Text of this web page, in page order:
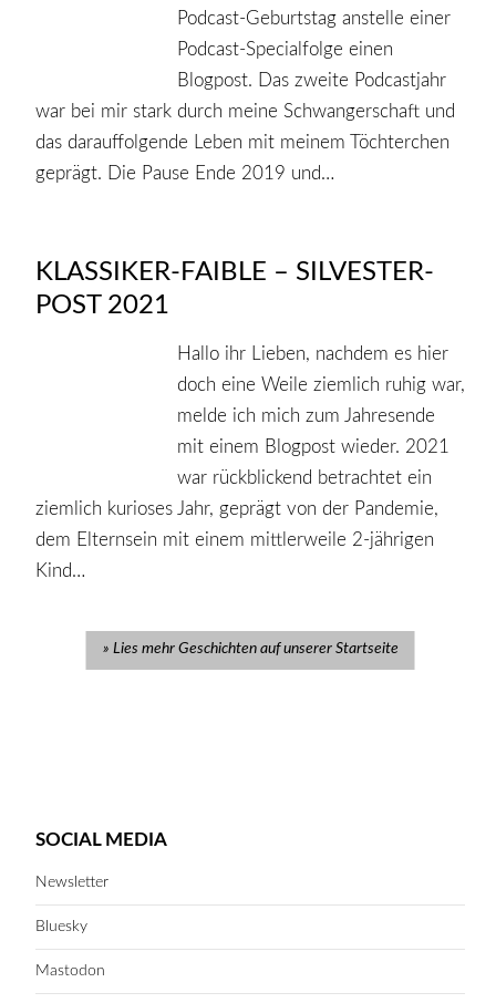
Podcast-Geburtstag anstelle einer
Podcast-Specialfolge einen
Blogpost. Das zweite Podcastjahr
war bei mir stark durch meine Schwangerschaft und
das darauffolgende Leben mit meinem Töchterchen
geprägt. Die Pause Ende 2019 und…
KLASSIKER-FAIBLE – SILVESTER-
POST 2021
Hallo ihr Lieben, nachdem es hier
doch eine Weile ziemlich ruhig war,
melde ich mich zum Jahresende
mit einem Blogpost wieder. 2021
war rückblickend betrachtet ein
ziemlich kurioses Jahr, geprägt von der Pandemie,
dem Elternsein mit einem mittlerweile 2-jährigen
Kind…
Lies mehr Geschichten auf unserer Startseite
SOCIAL MEDIA
Newsletter
Bluesky
Mastodon